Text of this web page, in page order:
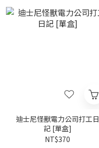
迪士尼怪獸電力公司打工日
記 [單盒]
NT$370